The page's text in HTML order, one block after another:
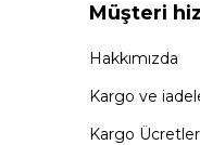
Müşteri
Hakkımızda
Kargo ve
Kargo